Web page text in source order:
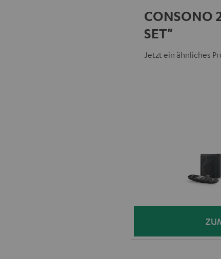
CONSONO
SET"
Jetzt ein ähnliches